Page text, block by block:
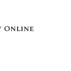
Online